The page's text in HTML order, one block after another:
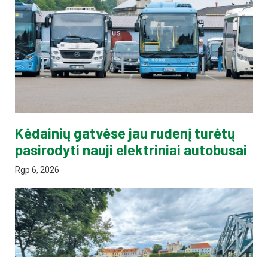
Kėdainių gatvėse jau rudenį turėtų
pasirodyti nauji elektriniai autobusai
Rgp 6, 2026